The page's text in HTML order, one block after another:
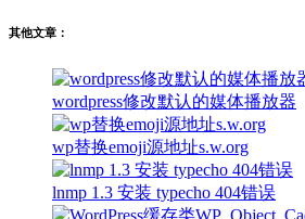
其他文章：
wordpress修改默认的媒体播放器
wp替换emoji源地址s.w.org
lnmp 1.3 安装 typecho 404错误